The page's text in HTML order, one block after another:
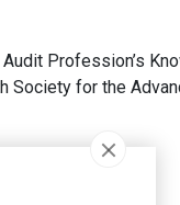
Audit Profession’s
Society for the